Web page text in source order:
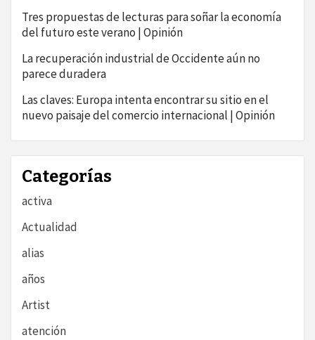
Tres propuestas de lecturas para soñar la economía
del futuro este verano | Opinión
La recuperación industrial de Occidente aún no
parece duradera
Las claves: Europa intenta encontrar su sitio en el
nuevo paisaje del comercio internacional | Opinión
Categorías
activa
Actualidad
alias
años
Artist
atención